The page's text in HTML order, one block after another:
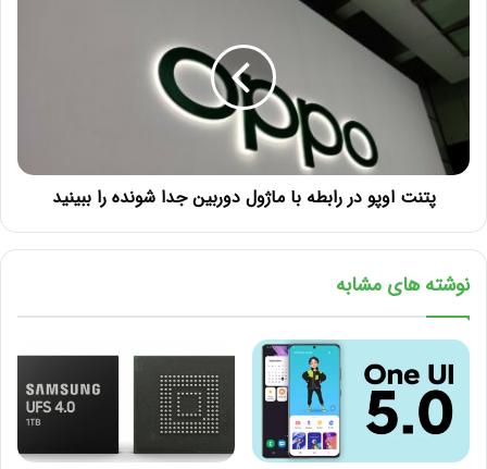
پتنت اوپو در رابطه با ماژول دوربین جدا شونده را ببینید
نوشته های مشابه